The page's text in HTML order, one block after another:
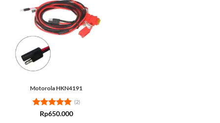
Motorola HKN4191
Rated5
(2)
Rp650.000